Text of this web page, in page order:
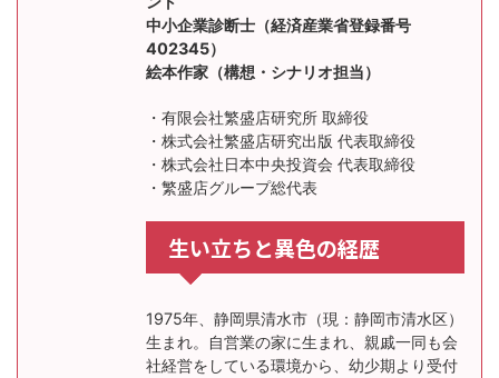
中小企業診断士（経済産業省登録番号
402345）
絵本作家（構想・シナリオ担当）
・有限会社繁盛店研究所 取締役
・株式会社繁盛店研究出版 代表取締役
・株式会社日本中央投資会 代表取締役
・繁盛店グループ総代表
生い立ちと異色の経歴
1975年、静岡県清水市（現：静岡市清水区）
生まれ。自営業の家に生まれ、親戚一同も会
社経営をしている環境から、幼少期より受付